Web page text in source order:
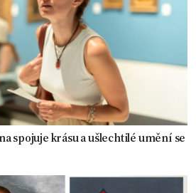
spojuje krásu a ušlechtilé umění se